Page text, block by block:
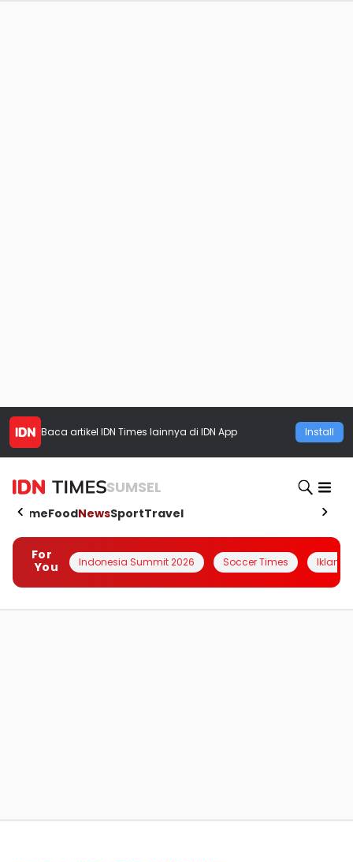
Baca artikel IDN Times lainnya di IDN App Install
SUMSEL
HomeFoodNewsSportTravel
For
You
Indonesia Summit 2026 Soccer Times Iklanin